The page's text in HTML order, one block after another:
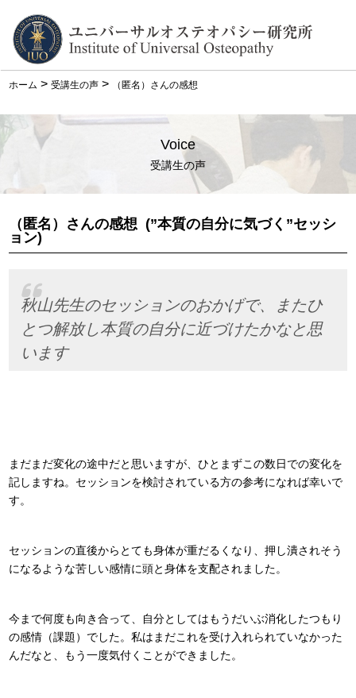
ホーム >受講生の声 > （匿名）さんの感想
Voice
受講生の声
（匿名）さんの感想 (”本質の自分に気づく”セッシ
ョン)
秋山先生のセッションのおかげで、またひ
とつ解放し本質の自分に近づけたかなと思
います
まだまだ変化の途中だと思いますが、ひとまずこの数日での変化を
記しますね。セッションを検討されている方の参考になれば幸いで
す。
セッションの直後からとても身体が重だるくなり、押し潰されそう
になるような苦しい感情に頭と身体を支配されました。
今まで何度も向き合って、自分としてはもうだいぶ消化したつもり
の感情（課題）でした。私はまだこれを受け入れられていなかった
んだなと、もう一度気付くことができました。